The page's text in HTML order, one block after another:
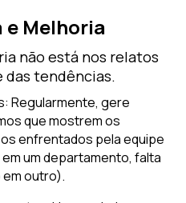
Melhoria
não está nos relatos
das tendências.
Regularmente, gere
que mostrem os
enfrentados pela equipe
um departamento, falta
outro).